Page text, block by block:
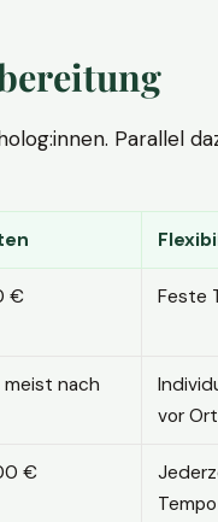
Parallel
€ Feste
meist nach
vor Ort
€
Tempo